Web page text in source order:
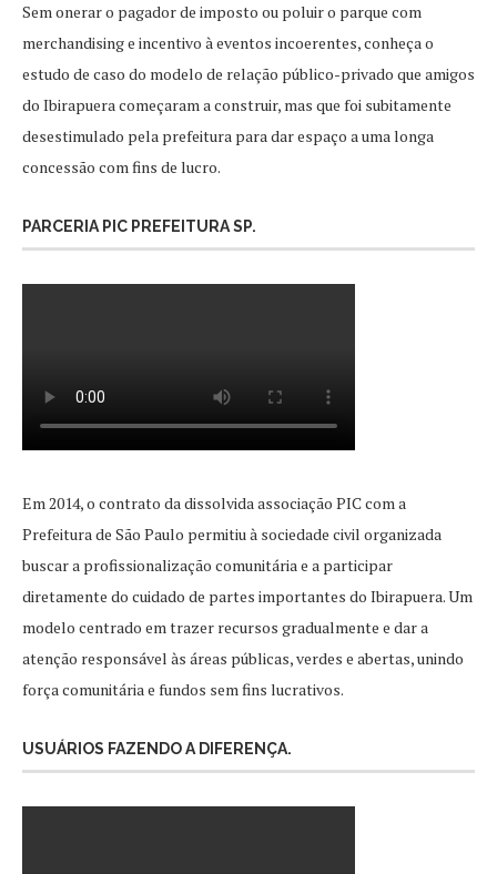
Sem onerar o pagador de imposto ou poluir o parque com
merchandising e incentivo à eventos incoerentes, conheça o
estudo de caso do modelo de relação público-privado que amigos
do Ibirapuera começaram a construir, mas que foi subitamente
desestimulado pela prefeitura para dar espaço a uma longa
concessão com fins de lucro.
PARCERIA PIC PREFEITURA SP.
Em 2014, o contrato da dissolvida associação PIC com a
Prefeitura de São Paulo permitiu à sociedade civil organizada
buscar a profissionalização comunitária e a participar
diretamente do cuidado de partes importantes do Ibirapuera. Um
modelo centrado em trazer recursos gradualmente e dar a
atenção responsável às áreas públicas, verdes e abertas, unindo
força comunitária e fundos sem fins lucrativos.
USUÁRIOS FAZENDO A DIFERENÇA.